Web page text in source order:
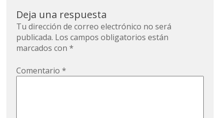
Deja una respuesta
Tu dirección de correo electrónico no será
publicada. Los campos obligatorios están
marcados con*
Comentario*